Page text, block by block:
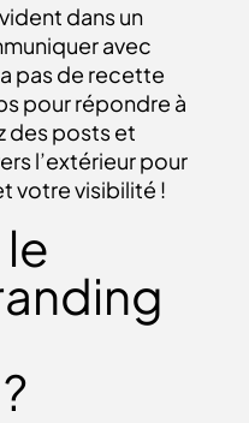
dans un
avec
a pas de recette
pour répondre à
des posts et
l’extérieur pour
votre visibilité !